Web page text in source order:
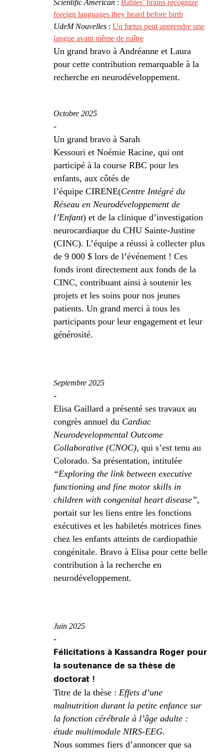
Scientific American : Babies’ brains recognize
foreign languages they heard before birth
UdeM Nouvelles : Un fœtus peut apprendre une
langue avant même de naître
Un grand bravo à Andréanne et Laura
pour cette contribution remarquable à la
recherche en neurodéveloppement.
Octobre 2025
-
Un grand bravo à Sarah
Kessouri et Noémie Racine, qui ont
participé à la course RBC pour les
enfants, aux côtés de
l’équipe CIRENE(Centre Intégré du
Réseau en Neurodéveloppement de
l’Enfant) et de la clinique d’investigation
neurocardiaque du CHU Sainte-Justine
(CINC). L’équipe a réussi à collecter plus
de 9 000 $ lors de l’événement ! Ces
fonds iront directement aux fonds de la
CINC, contribuant ainsi à soutenir les
projets et les soins pour nos jeunes
patients. Un grand merci à tous les
participants pour leur engagement et leur
générosité.
Septembre 2025
-
Elisa Gaillard a présenté ses travaux au
congrès annuel du Cardiac
Neurodevelopmental Outcome
Collaborative (CNOC), qui s’est tenu au
Colorado. Sa présentation, intitulée
“Exploring the link between executive
functioning and fine motor skills in
children with congenital heart disease”,
portait sur les liens entre les fonctions
exécutives et les habiletés motrices fines
chez les enfants atteints de cardiopathie
congénitale. Bravo à Elisa pour cette belle
contribution à la recherche en
neurodéveloppement.
Juin 2025
-
Félicitations à Kassandra Roger pour
la soutenance de sa thèse de
doctorat !
Titre de la thèse : Effets d’une
malnutrition durant la petite enfance sur
la fonction cérébrale à l’âge adulte :
étude multimodale NIRS‑EEG.
Nous sommes fiers d’annoncer que sa